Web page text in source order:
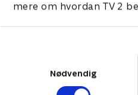
mere om hvordan TV 2
Nødvendig